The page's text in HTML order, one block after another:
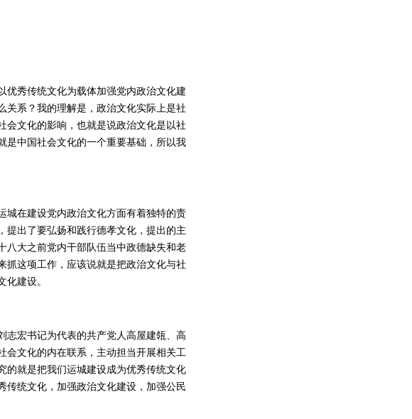
秀传统文化为载体加强党内政治文化建
关系？我的理解是，政治文化实际上是社
会文化的影响，也就是说政治文化是以社
是中国社会文化的一个重要基础，所以我
在建设党内政治文化方面有着独特的责
提出了要弘扬和践行德孝文化，提出的主
八大之前党内干部队伍当中政德缺失和老
抓这项工作，应该说就是把政治文化与社
建设。
宏书记为代表的共产党人高屋建瓴、高
会文化的内在联系，主动担当开展相关工
的就是把我们运城建设成为优秀传统文化
传统文化，加强政治文化建设，加强公民